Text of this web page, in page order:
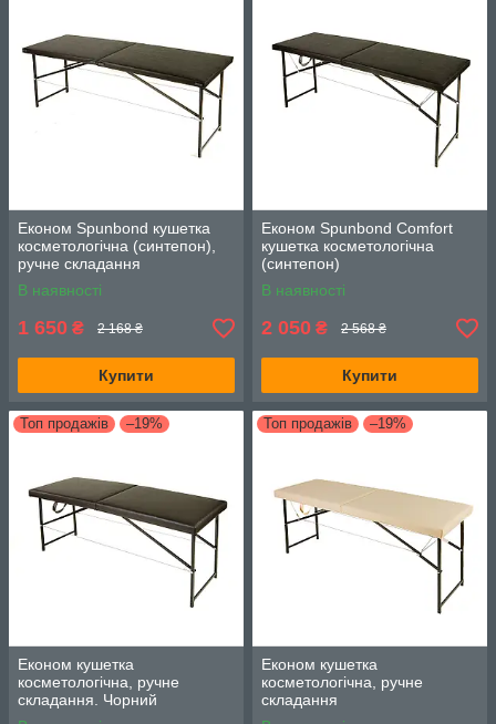
Економ Spunbond кушетка
косметологічна (синтепон),
ручне складання
В наявності
1 650 ₴ 2 168 ₴
Купити
Економ Spunbond Comfort
кушетка косметологічна
(синтепон)
В наявності
2 050 ₴ 2 568 ₴
Купити
Топ продажів –19%
Економ кушетка
косметологічна, ручне
складання. Чорний
Топ продажів –19%
Економ кушетка
косметологічна, ручне
складання